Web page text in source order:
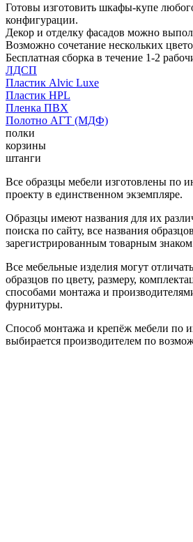
Готовы изготовить шкафы-купе
конфигурации.
Декор и отделку фасадов можно
Возможно сочетание нескольких
Бесплатная сборка в течение 1-2
ЛДСП
Пластик Alvic Luxe
Пластик HPL
Пленка ПВХ
Полотно АГТ (МДФ)
полки
корзины
штанги
Все образцы мебели изготовлены по
проекту в единственном экземпляре.
Образцы имеют названия для их
поиска по сайту, все названия
зарегистрированным товарным
Все мебельные изделия могут
образцов по цвету, размеру,
способами монтажа и
фурнитуры.
Способ монтажа и крепёж мебели по
выбирается производителем по